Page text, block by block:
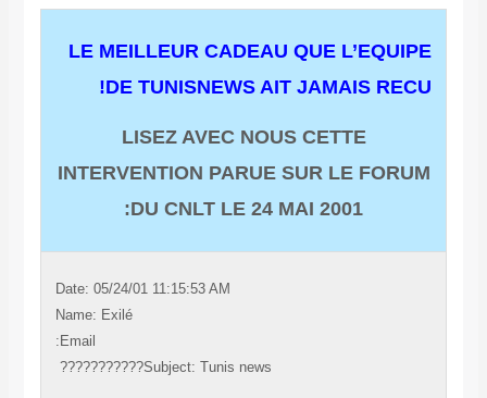
LE MEILLEUR CADEAU QUE
DE TUNISNEWS AIT JAMAIS
LISEZ AVEC NOUS CETTE
INTERVENTION PARUE SUR LE
DU CNLT LE 24 MAI 2001:
Subject: Tunis news???????????